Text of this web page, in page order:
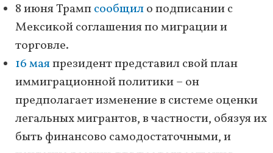
8 июня Трампсообщило подписании с
Мексикой соглашения по миграции и
торговле.
16 маяпрезидент представил свой план
иммиграционной политики – он
предполагает изменение в системе оценки
легальных мигрантов, в частности, обязуя их
быть финансово самодостаточными, и